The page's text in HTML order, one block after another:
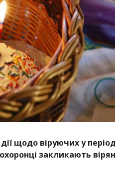
щодо віруючих у
закликають